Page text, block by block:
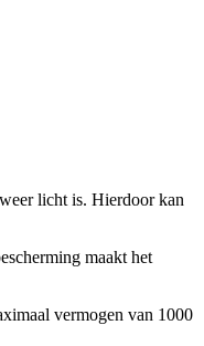
licht is. Hierdoor kan
maakt het
vermogen van 1000